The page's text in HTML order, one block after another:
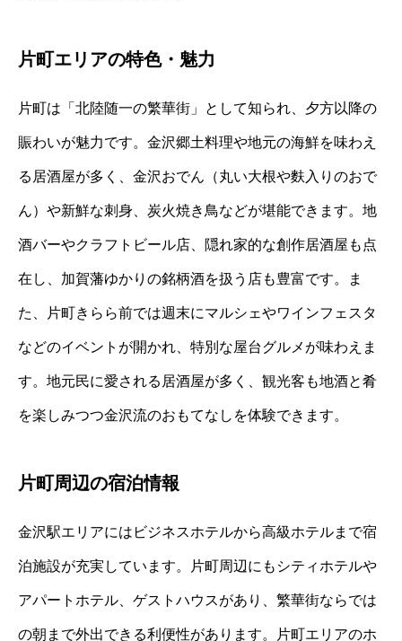
片町エリアの特色・魅力
片町は「北陸随一の繁華街」として知られ、夕方以降の
賑わいが魅力です。金沢郷土料理や地元の海鮮を味わえ
る居酒屋が多く、金沢おでん（丸い大根や麩入りのおで
ん）や新鮮な刺身、炭火焼き鳥などが堪能できます。地
酒バーやクラフトビール店、隠れ家的な創作居酒屋も点
在し、加賀藩ゆかりの銘柄酒を扱う店も豊富です。ま
た、片町きらら前では週末にマルシェやワインフェスタ
などのイベントが開かれ、特別な屋台グルメが味わえま
す。地元民に愛される居酒屋が多く、観光客も地酒と肴
を楽しみつつ金沢流のおもてなしを体験できます。
片町周辺の宿泊情報
金沢駅エリアにはビジネスホテルから高級ホテルまで宿
泊施設が充実しています。片町周辺にもシティホテルや
アパートホテル、ゲストハウスがあり、繁華街ならでは
の朝まで外出できる利便性があります。片町エリアのホ